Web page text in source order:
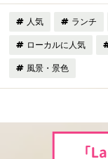
人気 ランチ
ローカルに人気
風景・景色